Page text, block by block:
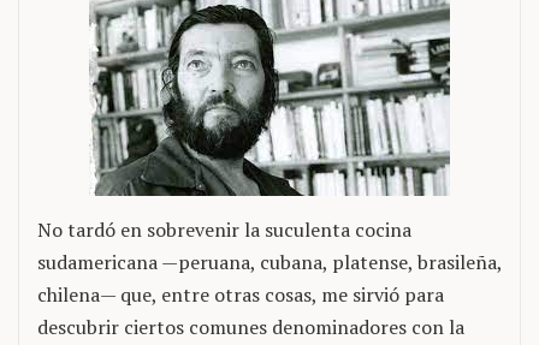
No tardó en sobrevenir la suculenta cocina
sudamericana —peruana, cubana, platense, brasileña,
chilena— que, entre otras cosas, me sirvió para
descubrir ciertos comunes denominadores con la